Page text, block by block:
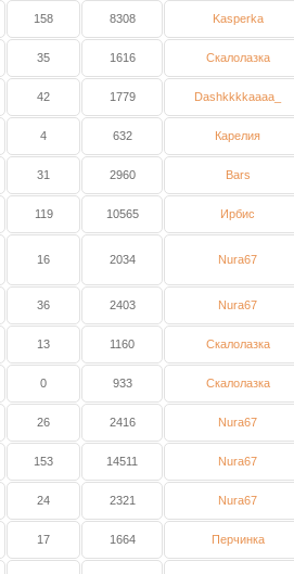
158 8308 Kasperka
35 1616 Скалолазка
42 1779 Dashkkkkaaaa_
4 632 Карелия
31 2960 Bars
119 10565 Ирбис
16 2034 Nura67
36 2403 Nura67
13 1160 Скалолазка
0 933 Скалолазка
26 2416 Nura67
153 14511 Nura67
24 2321 Nura67
17 1664 Перчинка